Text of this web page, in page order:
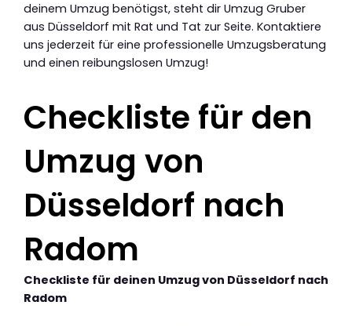
deinem Umzug benötigst, steht dir Umzug Gruber
aus Düsseldorf mit Rat und Tat zur Seite. Kontaktiere
uns jederzeit für eine professionelle Umzugsberatung
und einen reibungslosen Umzug!
Checkliste für den
Umzug von
Düsseldorf nach
Radom
Checkliste für deinen Umzug von Düsseldorf nach
Radom